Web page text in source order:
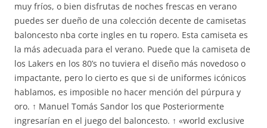
muy fríos, o bien disfrutas de noches frescas en verano
puedes ser dueño de una colección decente de camisetas
baloncesto nba corte ingles en tu ropero. Esta camiseta es
la más adecuada para el verano. Puede que la camiseta de
los Lakers en los 80’s no tuviera el diseño más novedoso o
impactante, pero lo cierto es que si de uniformes icónicos
hablamos, es imposible no hacer mención del púrpura y
oro. ↑ Manuel Tomás Sandor los que Posteriormente
ingresarían en el juego del baloncesto. ↑ «world exclusive